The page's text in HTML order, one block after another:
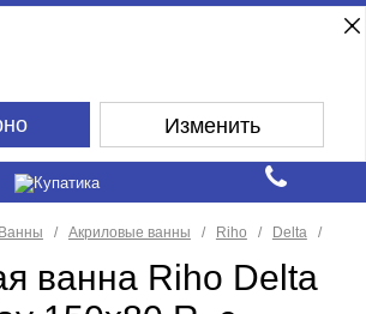
Изменить
Ванны Акриловые ванны Riho Delta
ванна Riho Delta